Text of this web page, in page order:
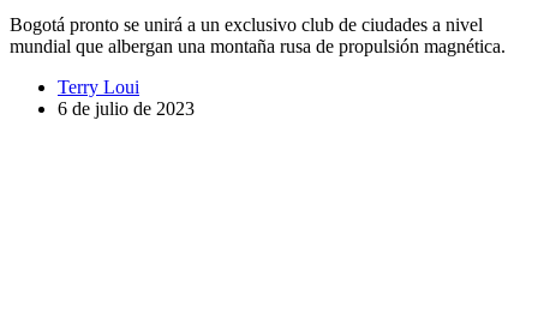
Bogotá pronto se unirá a un exclusivo club de ciudades a nivel
mundial que albergan una montaña rusa de propulsión magnética.
Terry Loui
6 de julio de 2023